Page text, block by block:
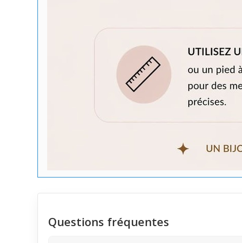
Questions fréquentes